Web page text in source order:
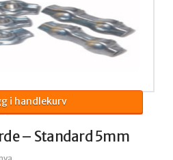
– Standard 5mm
i handlekurv